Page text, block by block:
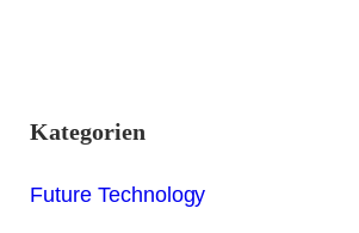
Kategorien
Future Technology